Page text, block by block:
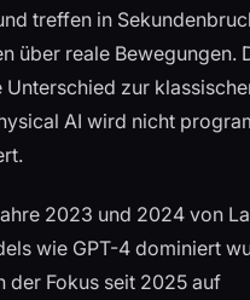
treffen in
über reale Bewegungen.
Unterschied zur
AI wird nicht
2023 und 2024 von
wie GPT-4 dominiert
der Fokus seit 2025 auf